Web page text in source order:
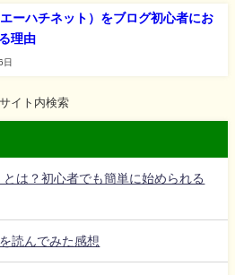
ーハチネット）をブログ初心者にお
理由
日
サイト内検索
とは？初心者でも簡単に始められる
読んでみた感想